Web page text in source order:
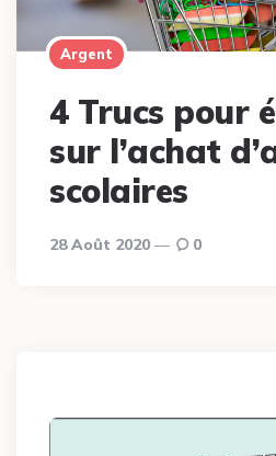
Argent
4 Trucs pour
sur l’achat
scolaires
28 Août 2020 0